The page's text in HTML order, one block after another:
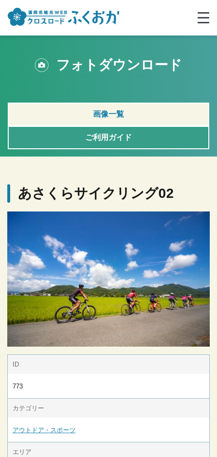
フォトダウンロード
画像一覧
ご利用ガイド
あさくらサイクリング02
ID
773
カテゴリー
アウトドア・スポーツ
エリア